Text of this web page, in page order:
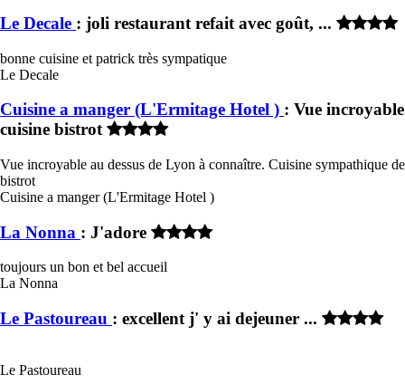
Le Decale : joli restaurant refait avec goût, ...
bonne cuisine et patrick très sympatique
Le Decale
Cuisine a manger (L'Ermitage Hotel ) : Vue incroyable
cuisine bistrot
Vue incroyable au dessus de Lyon à connaître. Cuisine sympathique de
bistrot
Cuisine a manger (L'Ermitage Hotel )
La Nonna : J'adore
toujours un bon et bel accueil
La Nonna
Le Pastoureau : excellent j' y ai dejeuner ...
Le Pastoureau